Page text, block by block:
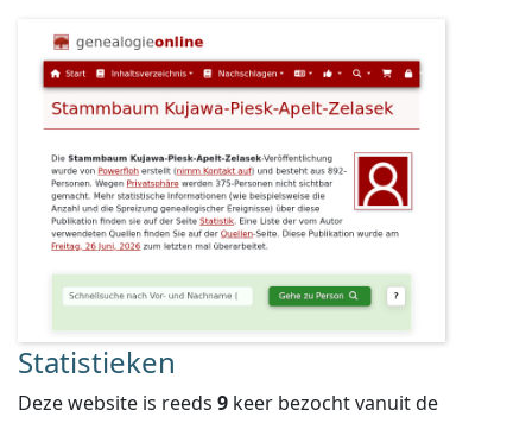
Statistieken
Deze website is reeds 9 keer bezocht vanuit de